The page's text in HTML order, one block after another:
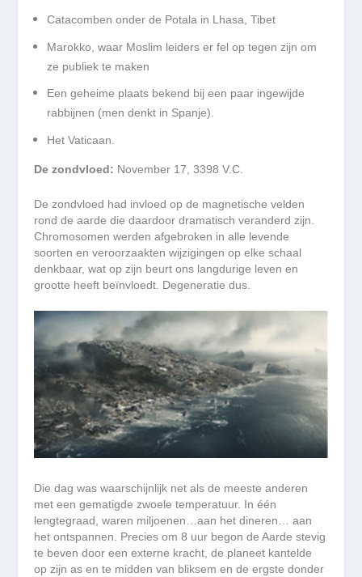
Catacomben onder de Potala in Lhasa, Tibet
Marokko, waar Moslim leiders er fel op tegen zijn om
ze publiek te maken
Een geheime plaats bekend bij een paar ingewijde
rabbijnen (men denkt in Spanje).
Het Vaticaan.
De zondvloed: November 17, 3398 V.C.
De zondvloed had invloed op de magnetische velden
rond de aarde die daardoor dramatisch veranderd zijn.
Chromosomen werden afgebroken in alle levende
soorten en veroorzaakten wijzigingen op elke schaal
denkbaar, wat op zijn beurt ons langdurige leven en
grootte heeft beïnvloedt. Degeneratie dus.
Die dag was waarschijnlijk net als de meeste anderen
met een gematigde zwoele temperatuur. In één
lengtegraad, waren miljoenen…aan het dineren… aan
het ontspannen. Precies om 8 uur begon de Aarde stevig
te beven door een externe kracht, de planeet kantelde
op zijn as en te midden van bliksem en de ergste donder